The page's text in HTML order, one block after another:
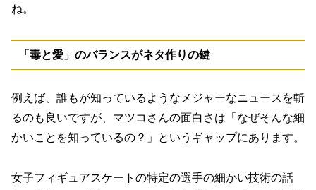
ね。
「毒と愛」のバランスがネタ作りの鍵
例えば、誰もが知っているようなメジャーなニュースを斬
るのも良いですが、マツコさんの面白さは「なぜそんな細
かいことを知っているの？」というギャップにあります。
女子フィギュアスケートの特定の選手の細かい技術の話